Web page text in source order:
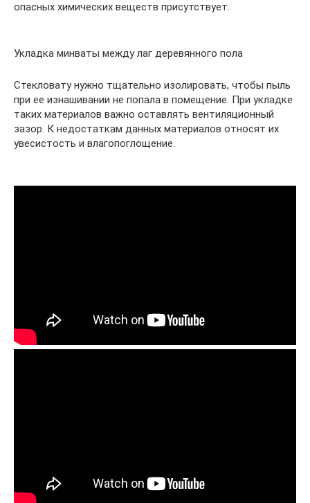
опасных химических веществ присутствует.
Укладка минваты между лаг деревянного пола
Стекловату нужно тщательно изолировать, чтобы пыль
при ее изнашивании не попала в помещение. При укладке
таких материалов важно оставлять вентиляционный
зазор. К недостаткам данных материалов относят их
увесистость и влагопоглощение.